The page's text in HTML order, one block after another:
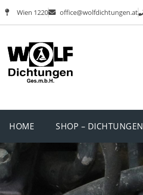
Wien 1220 office@wolfdichtungen.at
HOME SHOP – DICHTUNGEN